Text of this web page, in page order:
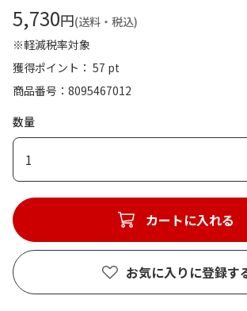
5,730円(送料・税込)
※軽減税率対象
獲得ポイント： 57 pt
商品番号
8095467012
数量
1
カートに入れる
お気に入りに登録す